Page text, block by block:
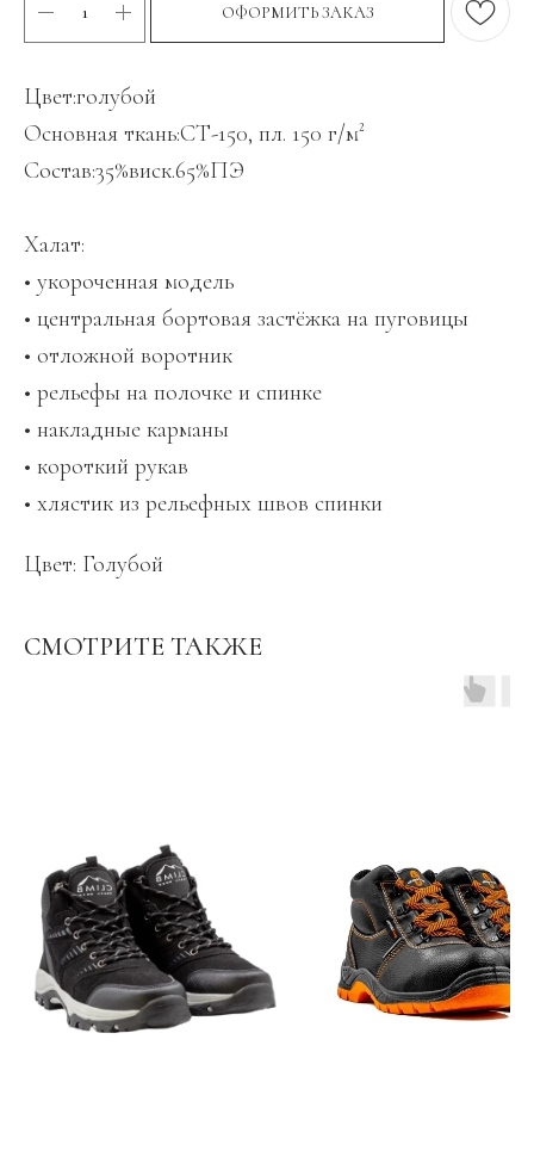
ОФОРМИТЬ ЗАКАЗ
Цвет:голубой
Основная ткань:СТ-150, пл. 150 г/м²
Состав:35%виск.65%ПЭ
Халат:
• укороченная модель
• центральная бортовая застёжка на пуговицы
• отложной воротник
• рельефы на полочке и спинке
• накладные карманы
• короткий рукав
• хлястик из рельефных швов спинки
Цвет: Голубой
СМОТРИТЕ ТАКЖЕ